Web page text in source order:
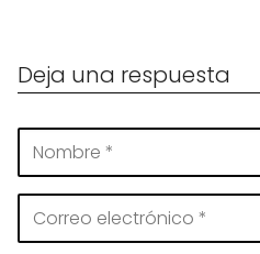
Deja una respuesta